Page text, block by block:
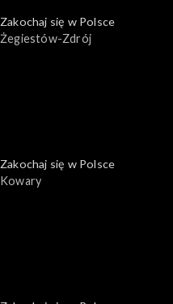
Zakochaj się w Polsce
Żegiestów-Zdrój
Zakochaj się w Polsce
Kowary